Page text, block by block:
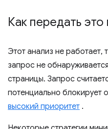
Как передать
Этот анализ не работает,
запрос не
страницы. Запрос
потенциально блокирует
высокий приоритет .